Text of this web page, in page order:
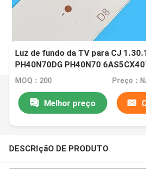
Luz de fundo da TV para CJ
PH40N70DG PH40N70
MOQ：200 Preço：
Melhor preço
DESCRIçãO DE PRODUTO